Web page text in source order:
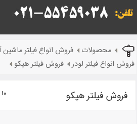
محصولات
فروش انواع فیلتر
فروش انواع فیلتر لودر
فروش فیلتر هپکو
فروش فیلتر هپکو 10